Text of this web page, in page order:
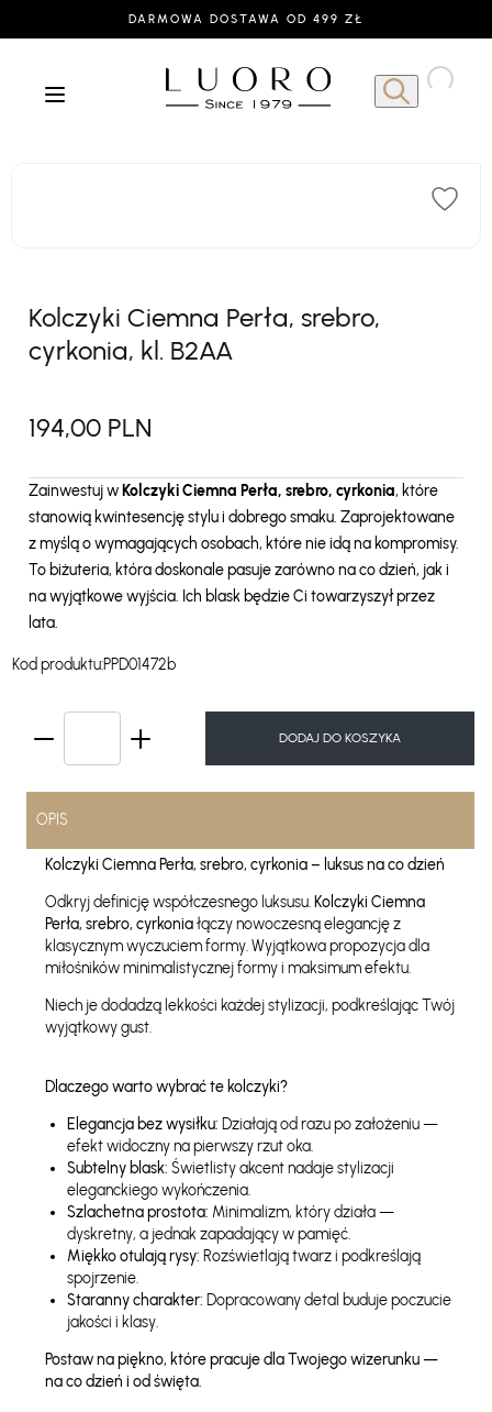
DARMOWA DOSTAWA OD 499 ZŁ
Kolczyki Ciemna Perła, srebro,
cyrkonia, kl. B2AA
194,00 PLN
Zainwestuj w Kolczyki Ciemna Perła, srebro, cyrkonia, które
stanowią kwintesencję stylu i dobrego smaku. Zaprojektowane
z myślą o wymagających osobach, które nie idą na kompromisy.
To biżuteria, która doskonale pasuje zarówno na co dzień, jak i
na wyjątkowe wyjścia. Ich blask będzie Ci towarzyszył przez
lata.
Kod produktu:PPD01472b
DODAJ DO KOSZYKA
OPIS
Kolczyki Ciemna Perła, srebro, cyrkonia – luksus na co dzień
Odkryj definicję współczesnego luksusu. Kolczyki Ciemna
Perła, srebro, cyrkoniałączy nowoczesną elegancję z
klasycznym wyczuciem formy. Wyjątkowa propozycja dla
miłośników minimalistycznej formy i maksimum efektu.
Niech je dodadzą lekkości każdej stylizacji, podkreślając Twój
wyjątkowy gust.
Dlaczego warto wybrać te kolczyki?
Elegancja bez wysiłku: Działają od razu po założeniu —
efekt widoczny na pierwszy rzut oka.
Subtelny blask: Świetlisty akcent nadaje stylizacji
eleganckiego wykończenia.
Szlachetna prostota: Minimalizm, który działa —
dyskretny, a jednak zapadający w pamięć.
Miękko otulają rysy: Rozświetlają twarz i podkreślają
spojrzenie.
Staranny charakter: Dopracowany detal buduje poczucie
jakości i klasy.
Postaw na piękno, które pracuje dla Twojego wizerunku —
na co dzień i od święta.